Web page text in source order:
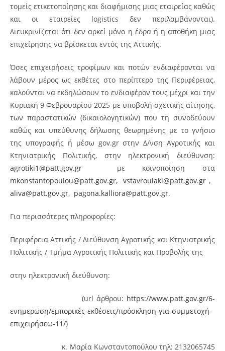
τομείς ετικετοποίησης και διαφήμισης μιας εταιρείας καθώς
και οι εταιρείες logistics δεν περιλαμβάνονται).
Διευκρινίζεται ότι δεν αρκεί μόνο η έδρα ή η αποθήκη μιας
επιχείρησης να βρίσκεται εντός της Αττικής.
Όσες επιχειρήσεις τροφίμων και ποτών ενδιαφέρονται να
λάβουν μέρος ως εκθέτες στο περίπτερο της Περιφέρειας,
καλούνται να εκδηλώσουν το ενδιαφέρον τους μέχρι και την
Κυριακή 9 Φεβρουαρίου 2025 με υποβολή σχετικής αίτησης,
των παραστατικών (δικαιολογητικών) που τη συνοδεύουν
καθώς και υπεύθυνης δήλωσης θεωρημένης με το γνήσιο
της υπογραφής ή μέσω gov.gr στην Δ/νση Αγροτικής και
Κτηνιατρικής Πολιτικής, στην ηλεκτρονική διεύθυνση:
agrotiki1@patt.gov.gr με κοινοποίηση στα
mkonstantopoulou@patt.gov.gr, vstavroulaki@patt.gov.gr ,
aliva@patt.gov.gr, pagona.kalliora@patt.gov.gr.
Για περισσότερες πληροφορίες:
Περιφέρεια Αττικής / Διεύθυνση Αγροτικής και Κτηνιατρικής
Πολιτικής / Τμήμα Αγροτικής Πολιτικής και Προβολής της
στην ηλεκτρονική διεύθυνση:
(url άρθρου: https://www.patt.gov.gr/6-
ενημερωση/εμπορικές-εκθέσεις/πρόσκληση-για-συμμετοχή-
επιχειρήσεω-11/)
κ. Mαρία Κωνσταντοπούλου τηλ: 2132065745